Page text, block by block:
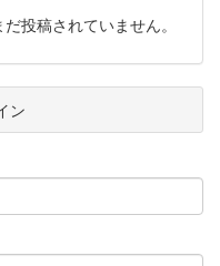
投稿されていません。
ン